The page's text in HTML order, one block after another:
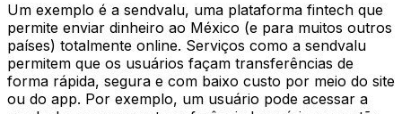
Um exemplo é a sendvalu, uma plataforma fintech que
permite enviar dinheiro ao México (e para muitos outros
países) totalmente online. Serviços como a sendvalu
permitem que os usuários façam transferências de
forma rápida, segura e com baixo custo por meio do site
ou do app. Por exemplo, um usuário pode acessar a